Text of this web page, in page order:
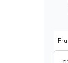
Fru